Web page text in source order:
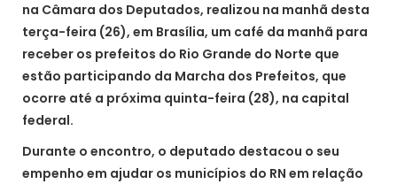
na Câmara dos Deputados, realizou na manhã desta
terça-feira (26), em Brasília, um café da manhã para
receber os prefeitos do Rio Grande do Norte que
estão participando da Marcha dos Prefeitos, que
ocorre até a próxima quinta-feira (28), na capital
federal.
Durante o encontro, o deputado destacou o seu
empenho em ajudar os municípios do RN em relação